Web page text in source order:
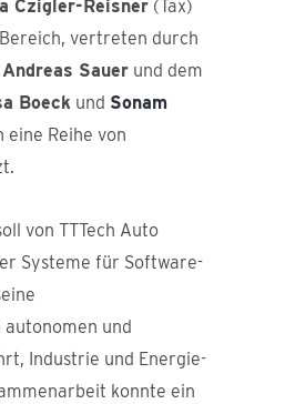
Czigler-Reisner (Tax)
vertreten durch
Andreas Sauer und dem
Boeck und Sonam
Reihe von
von TTTech Auto
Systeme für Software-
und
Industrie und Energie-
konnte ein